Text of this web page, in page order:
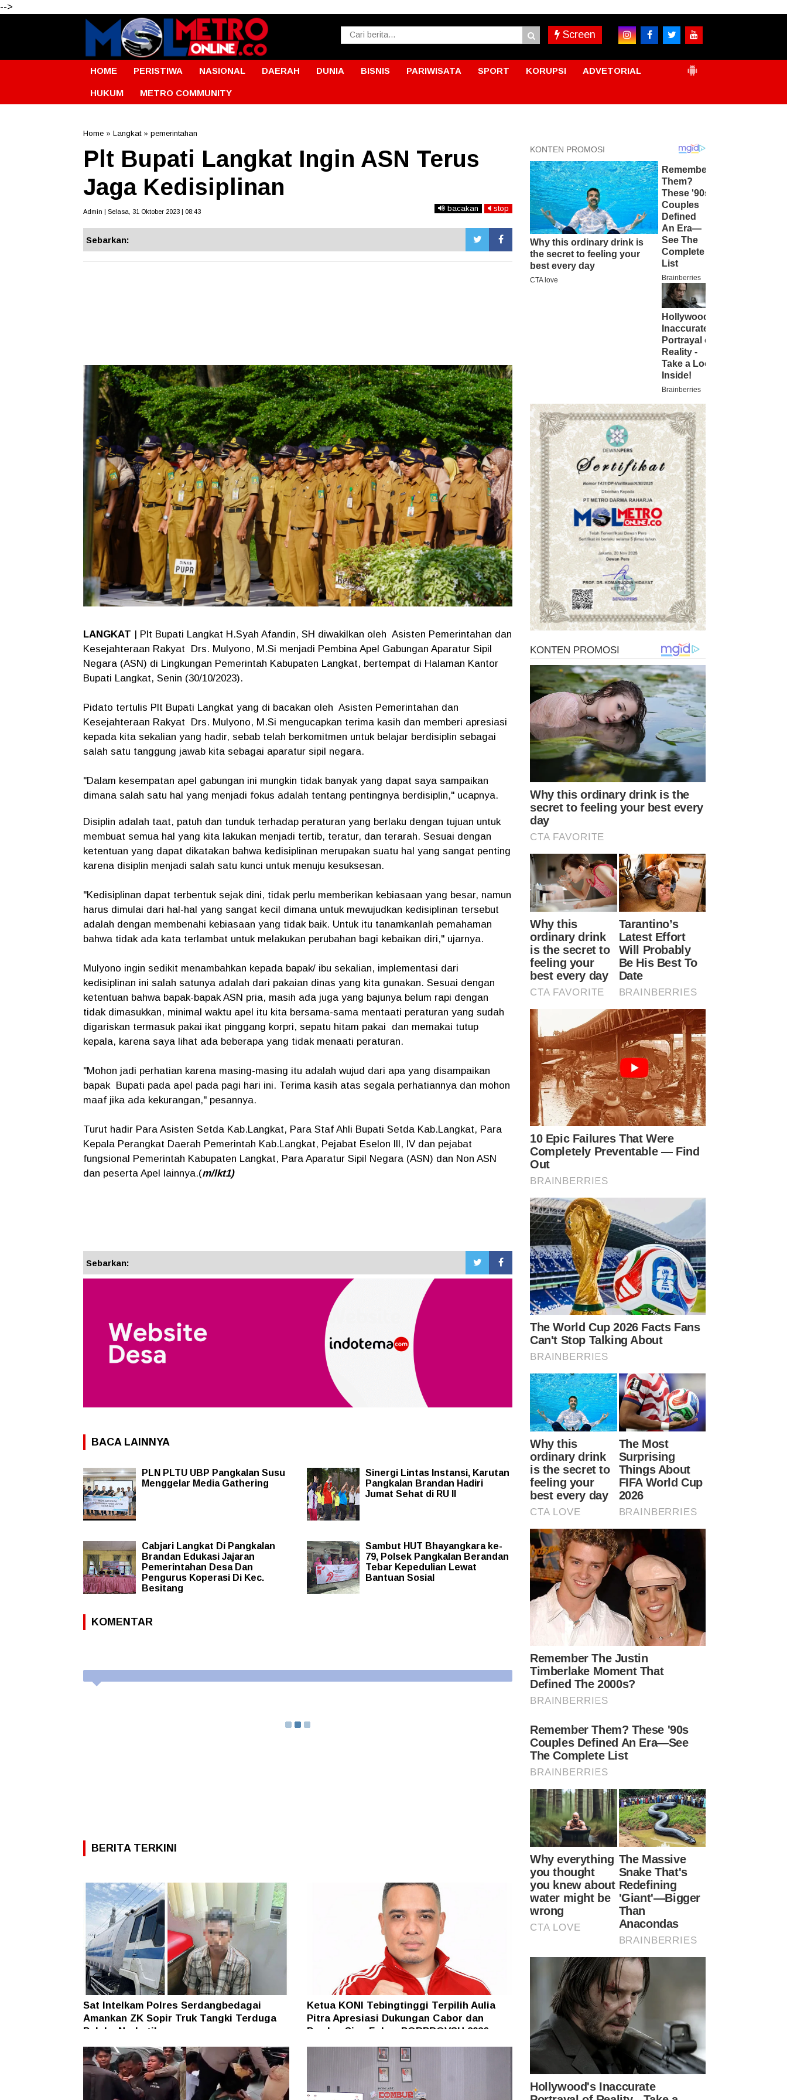
-->
Screen
HOME PERISTIWA NASIONAL DAERAH DUNIA BISNIS PARIWISATA SPORT KORUPSI ADVETORIAL
HUKUM METRO COMMUNITY
Home » Langkat» pemerintahan
Plt Bupati Langkat Ingin ASN Terus
Jaga Kedisiplinan
Admin | Selasa, 31 Oktober 2023 | 08:43 bacakan stop
Sebarkan:
LANGKAT | Plt Bupati Langkat H.Syah Afandin, SH diwakilkan oleh Asisten Pemerintahan dan
Kesejahteraan Rakyat Drs. Mulyono, M.Si menjadi Pembina Apel Gabungan Aparatur Sipil
Negara (ASN) di Lingkungan Pemerintah Kabupaten Langkat, bertempat di Halaman Kantor
Bupati Langkat, Senin (30/10/2023).
Pidato tertulis Plt Bupati Langkat yang di bacakan oleh Asisten Pemerintahan dan
Kesejahteraan Rakyat Drs. Mulyono, M.Si mengucapkan terima kasih dan memberi apresiasi
kepada kita sekalian yang hadir, sebab telah berkomitmen untuk belajar berdisiplin sebagai
salah satu tanggung jawab kita sebagai aparatur sipil negara.
"Dalam kesempatan apel gabungan ini mungkin tidak banyak yang dapat saya sampaikan
dimana salah satu hal yang menjadi fokus adalah tentang pentingnya berdisiplin," ucapnya.
Disiplin adalah taat, patuh dan tunduk terhadap peraturan yang berlaku dengan tujuan untuk
membuat semua hal yang kita lakukan menjadi tertib, teratur, dan terarah. Sesuai dengan
ketentuan yang dapat dikatakan bahwa kedisiplinan merupakan suatu hal yang sangat penting
karena disiplin menjadi salah satu kunci untuk menuju kesuksesan.
"Kedisiplinan dapat terbentuk sejak dini, tidak perlu memberikan kebiasaan yang besar, namun
harus dimulai dari hal-hal yang sangat kecil dimana untuk mewujudkan kedisiplinan tersebut
adalah dengan membenahi kebiasaan yang tidak baik. Untuk itu tanamkanlah pemahaman
bahwa tidak ada kata terlambat untuk melakukan perubahan bagi kebaikan diri," ujarnya.
Mulyono ingin sedikit menambahkan kepada bapak/ ibu sekalian, implementasi dari
kedisiplinan ini salah satunya adalah dari pakaian dinas yang kita gunakan. Sesuai dengan
ketentuan bahwa bapak-bapak ASN pria, masih ada juga yang bajunya belum rapi dengan
tidak dimasukkan, minimal waktu apel itu kita bersama-sama mentaati peraturan yang sudah
digariskan termasuk pakai ikat pinggang korpri, sepatu hitam pakai dan memakai tutup
kepala, karena saya lihat ada beberapa yang tidak menaati peraturan.
"Mohon jadi perhatian karena masing-masing itu adalah wujud dari apa yang disampaikan
bapak Bupati pada apel pada pagi hari ini. Terima kasih atas segala perhatiannya dan mohon
maaf jika ada kekurangan," pesannya.
Turut hadir Para Asisten Setda Kab.Langkat, Para Staf Ahli Bupati Setda Kab.Langkat, Para
Kepala Perangkat Daerah Pemerintah Kab.Langkat, Pejabat Eselon lll, lV dan pejabat
fungsional Pemerintah Kabupaten Langkat, Para Aparatur Sipil Negara (ASN) dan Non ASN
dan peserta Apel lainnya.(m/lkt1)
Sebarkan:
BACA LAINNYA
PLN PLTU UBP Pangkalan Susu
Menggelar Media Gathering
Sinergi Lintas Instansi, Karutan
Pangkalan Brandan Hadiri
Jumat Sehat di RU II
Cabjari Langkat Di Pangkalan
Brandan Edukasi Jajaran
Pemerintahan Desa Dan
Pengurus Koperasi Di Kec.
Besitang
Sambut HUT Bhayangkara ke-
79, Polsek Pangkalan Berandan
Tebar Kepedulian Lewat
Bantuan Sosial
KOMENTAR
BERITA TERKINI
Sat Intelkam Polres Serdangbedagai
Amankan ZK Sopir Truk Tangki Terduga
Pelaku Narkotika
Ketua KONI Tebingtinggi Terpilih Aulia
Pitra Apresiasi Dukungan Cabor dan
Pemko, Siap Fokus PORPROVSU 2026